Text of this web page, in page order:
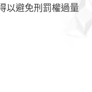
以避免刑罰權過量